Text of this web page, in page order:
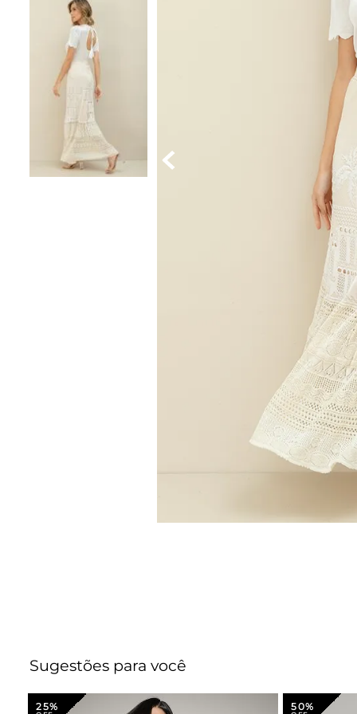
Sugestões para você
25% 50%